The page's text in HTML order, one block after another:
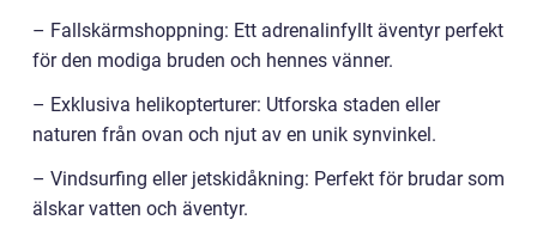
– Fallskärmshoppning: Ett adrenalinfyllt äventyr perfekt
för den modiga bruden och hennes vänner.
– Exklusiva helikopterturer: Utforska staden eller
naturen från ovan och njut av en unik synvinkel.
– Vindsurfing eller jetskidåkning: Perfekt för brudar som
älskar vatten och äventyr.